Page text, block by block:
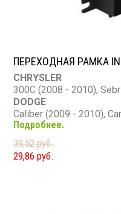
ПЕРЕХОДНАЯ РАМКА
CHRYSLER
300C (2008 - 2010),
DODGE
Caliber (2009 - 2010),
(2009 - 2010), Charger
2010), Nitro (2007 -
JEEP
Commander (2008 -
2010), Liberty (2008 -
Подробнее.
39,52 руб.
29,86 руб.